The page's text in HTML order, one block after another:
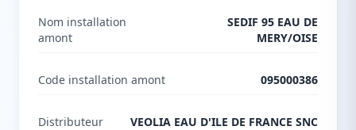
Nom installation
amont
SEDIF 95 EAU DE
MERY/OISE
Code installation amont 095000386
Distributeur VEOLIA EAU D'ILE DE FRANCE SNC